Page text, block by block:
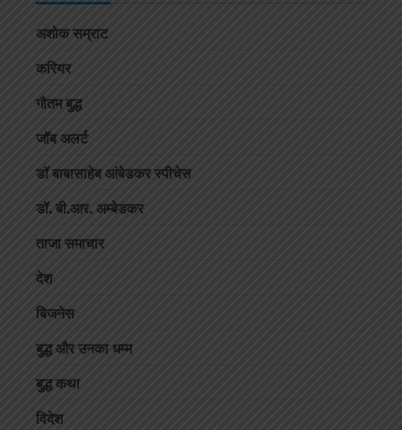
अशोक सम्राट
करियर
गौतम बुद्ध
जॉब अलर्ट
डॉ बाबासाहेब आंबेडकर स्पीचेस
डॉ. बी.आर. अम्बेडकर
ताजा समाचार
देश
बिजनेस
बुद्ध और उनका धम्म
बुद्ध कथा
विदेश